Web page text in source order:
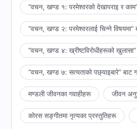
“वचन, खण्ड १: परमेश्‍वरको देखापराइ र
“वचन, खण्ड २: परमेश्‍वरलाई चिन्‍ने विषयमा”
“वचन, खण्ड ४: ख्रीष्टविरोधीहरूको
“वचन, खण्ड ७: सत्यताको पछ्याइबारे” बाट
मण्डली जीवनका गवाहीहरू जीवन
कोरस सङ्गीतमा नृत्यका प्रस्तुतिहरू